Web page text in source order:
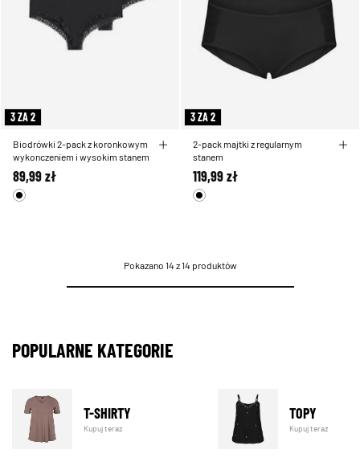
3 ZA 2
Biodrówki 2-pack z koronkowym
wykonczeniem i wysokim stanem
89,99 zł
3 ZA 2
2-pack majtki z regularnym
stanem
119,99 zł
Pokazano 14 z 14 produktów
POPULARNE KATEGORIE
T-SHIRTY
Kupuj teraz
TOPY
Kupuj teraz